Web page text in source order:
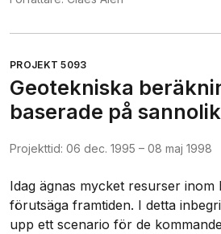
PROJEKT 5093
Geotekniska
baserade på
Projekttid: 06 dec. 1995 – 08 maj 1998
Idag ägnas mycket resurser
förutsäga framtiden. I detta
upp ett scenario för de